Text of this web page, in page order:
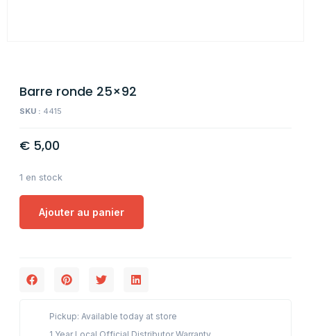
Barre ronde 25×92
SKU : 4415
€ 5,00
1 en stock
Ajouter au panier
Pickup: Available today at store